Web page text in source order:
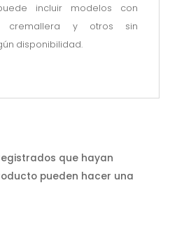
incluir modelos con
cremallera y otros sin
disponibilidad.
que hayan
pueden hacer una